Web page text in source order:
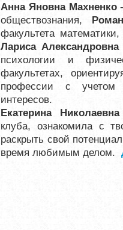
Анна Яновна Махненко-
обществознания,
факультета
Лариса
психологии и
факультетах,
профессии с учетом
интересов.
Екатерина
клуба, ознакомила с
раскрыть свой
время любимым делом.